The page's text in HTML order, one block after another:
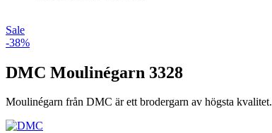
Sale
-38%
DMC Moulinégarn 3328
Moulinégarn från DMC är ett brodergarn av högsta kvalitet.